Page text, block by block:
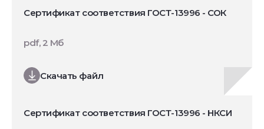
Сертификат соответствия ГОСТ-13996 - СОК
Скачать файл
pdf, 2 Мб
Сертификат соответствия ГОСТ-13996 - НКСИ